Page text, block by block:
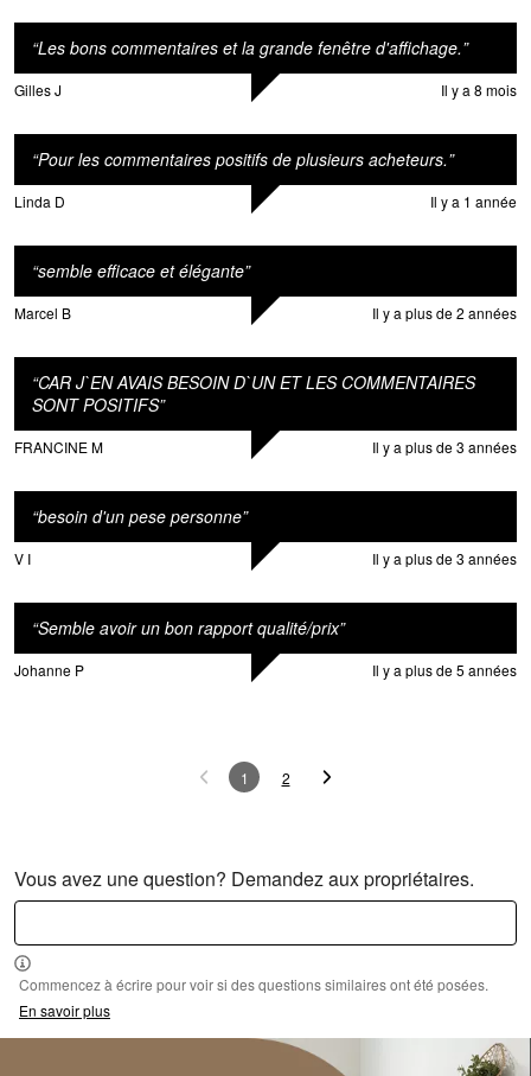
“Les bons commentaires et la grande fenêtre d'affichage.”
Gilles J Il y a 8 mois
“Pour les commentaires positifs de plusieurs acheteurs.”
Linda D Il y a 1 année
“semble efficace et élégante”
Marcel B Il y a plus de 2 années
“CAR J`EN AVAIS BESOIN D`UN ET LES COMMENTAIRES
SONT POSITIFS”
FRANCINE M Il y a plus de 3 années
“besoin d'un pese personne”
V I Il y a plus de 3 années
“Semble avoir un bon rapport qualité/prix”
Johanne P Il y a plus de 5 années
1 2
Vous avez une question? Demandez aux propriétaires.
Commencez à écrire pour voir si des questions similaires ont été posées.
En savoir plus